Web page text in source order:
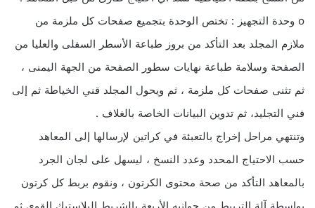
o وحدة التجهيز : تختص الوحدة بتجميع صفحات كل ملزمة من
ملازم المجلد بعد التأكد من بروز طباعة الأسطر السفلى والعليا من
الصفحة وسلامة طباعة نهايات سطور الصفحة من الجهة اليمنى ،
ثم تثنى صفحات كل ملزمة ، ثم ويحول المجلد قني الخياطة ثم إلى
فني التجليد، ثم تدوين البيانات الخاصة بالغلاف .
وتنتهي مراحل إخراج بالتعبئة في كراتين لإرسالها إلى المعاهد
حسب الاحتياج المحدد وعدد النسخ ، ليسهل على لجان الجرد
بالمعاهد التأكد من صحة محتوى الكرتون ، ونقوم بربط كل كرتون